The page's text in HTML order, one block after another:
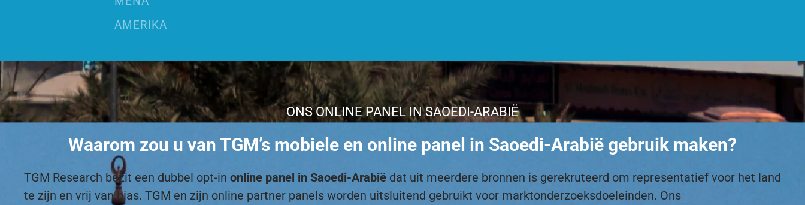
AMERIKA
ONS ONLINE PANEL IN SAOEDI-ARABIË
Waarom zou u van TGM’s mobiele en online panel in Saoedi-Arabië gebruik maken?
TGM Research bezit een dubbel opt-in online panel in Saoedi-Arabië dat uit meerdere bronnen is gerekruteerd om representatief voor het land
te zijn en vrij van bias. TGM en zijn online partner panels worden uitsluitend gebruikt voor marktonderzoeksdoeleinden. Ons